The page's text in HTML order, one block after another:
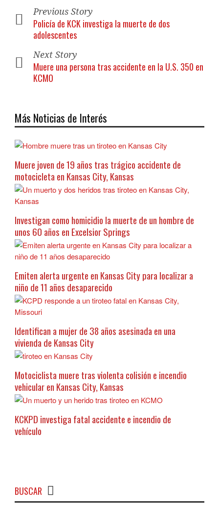
Previous Story
Policía de KCK investiga la muerte de dos
adolescentes
Next Story
Muere una persona tras accidente en la U.S. 350 en
KCMO
Más Noticias de Interés
Muere joven de 19 años tras trágico accidente de
motocicleta en Kansas City, Kansas
Investigan como homicidio la muerte de un hombre de
unos 60 años en Excelsior Springs
Emiten alerta urgente en Kansas City para localizar a
niño de 11 años desaparecido
Identifican a mujer de 38 años asesinada en una
vivienda de Kansas City
Motociclista muere tras violenta colisión e incendio
vehicular en Kansas City, Kansas
KCKPD investiga fatal accidente e incendio de
vehículo
BUSCAR